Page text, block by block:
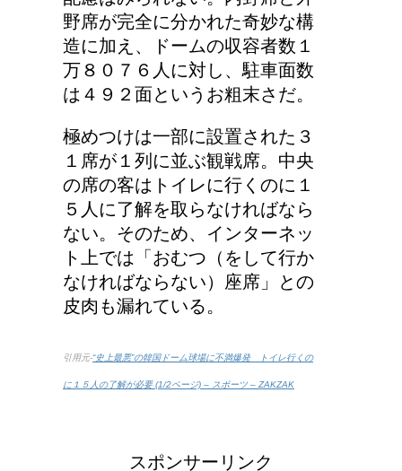
副交感神経が優位だと、
気管支はどうなるの？
兄弟姉妹をうまく使い分
ける！意味と漢字の捉え
方まとめ
豆乳と納豆では、栄養の
何が違うの？
野席が完全に分かれた奇妙な構
造に加え、ドームの収容者数１
万８０７６人に対し、駐車面数
は４９２面というお粗末さだ。
極めつけは一部に設置された３
１席が１列に並ぶ観戦席。中央
の席の客はトイレに行くのに１
５人に了解を取らなければなら
ない。そのため、インターネッ
ト上では「おむつ（をして行か
なければならない）座席」との
皮肉も漏れている。
引用元-“史上最悪”の韓国ドーム球場に不満爆発 トイレ行くの
に１５人の了解が必要 (1/2ページ) – スポーツ – ZAKZAK
スポンサーリンク